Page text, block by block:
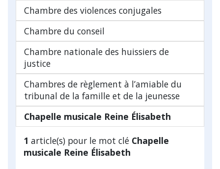
Chambre des violences conjugales
Chambre du conseil
Chambre nationale des huissiers de
justice
Chambres de règlement à l’amiable du
tribunal de la famille et de la jeunesse
Chapelle musicale Reine Élisabeth
1 article(s) pour le mot clé Chapelle
musicale Reine Élisabeth